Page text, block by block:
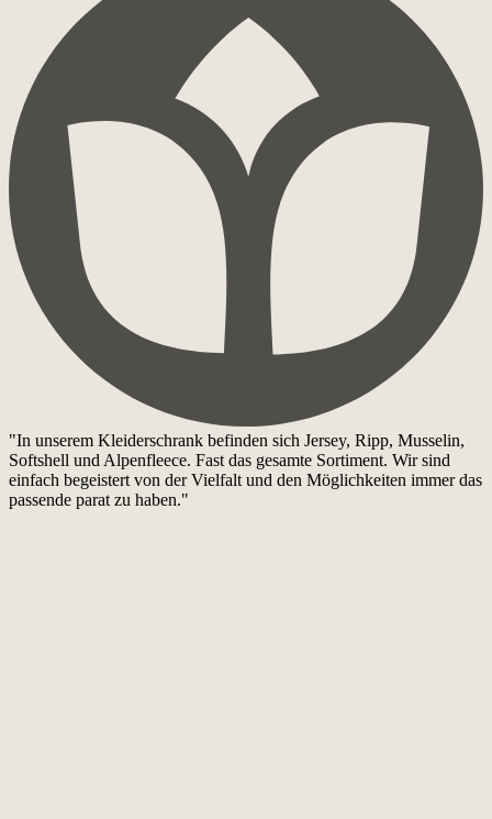
"In unserem Kleiderschrank befinden sich Jersey, Ripp, Musselin,
Softshell und Alpenfleece. Fast das gesamte Sortiment. Wir sind
einfach begeistert von der Vielfalt und den Möglichkeiten immer das
passende parat zu haben."